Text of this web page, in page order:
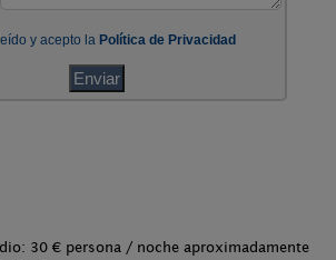
30 € persona / noche aproximadamente